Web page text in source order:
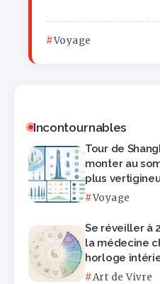
Voyage
Incontournables
Tour de
monter au
plus
Voyage
Se réveiller à
la médecine
horloge
Art de Vivre